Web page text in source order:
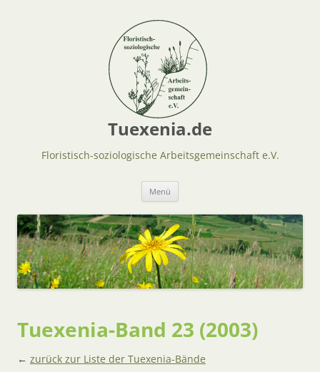
Tuexenia.de
Floristisch-soziologische Arbeitsgemeinschaft e.V.
Menü
Tuexenia-Band 23 (2003)
← zurück zur Liste der Tuexenia-Bände